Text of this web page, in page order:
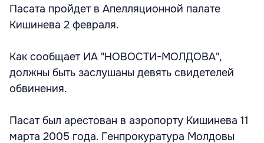
Пасата пройдет в Апелляционной палате
Кишинева 2 февраля.
Как сообщает ИА "НОВОСТИ-МОЛДОВА",
должны быть заслушаны девять свидетелей
обвинения.
Пасат был арестован в аэропорту Кишинева 11
марта 2005 года. Генпрокуратура Молдовы